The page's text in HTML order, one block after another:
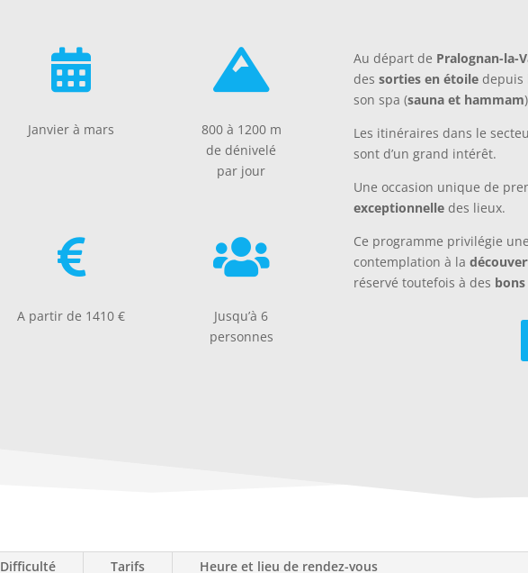

Janvier à mars

800 à 1200 m
de dénivelé
par jour

A partir de 1410 €

Jusqu’à 6
personnes
Au départ de Pralognan-la-
des sorties en étoiledepuis
son spa (sauna et hammam
Les itinéraires dans le
sont d’un grand intérêt.
Une occasion unique de
exceptionnelledes lieux.
Ce programme privilégie une
contemplation à la
réservé toutefois à des
Difficulté Tarifs Heure et lieu de rendez-vous